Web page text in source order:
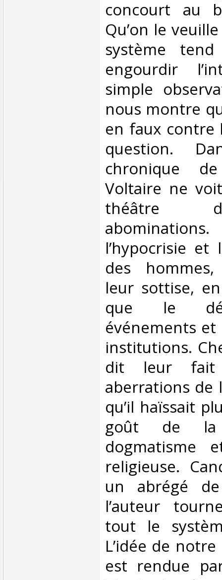
concourt au
Qu’on le
système
engourdir
simple
nous montre
en faux contre
question.
chronique
Voltaire ne
théâtre
l’hypocrisie et
des
leur sottise,
que le
événements et
institutions.
dit leur fait
aberrations de
qu’il haïssait
goût de
dogmatisme
religieuse.
un abrégé
l’auteur
tout le
L’idée de
est rendue